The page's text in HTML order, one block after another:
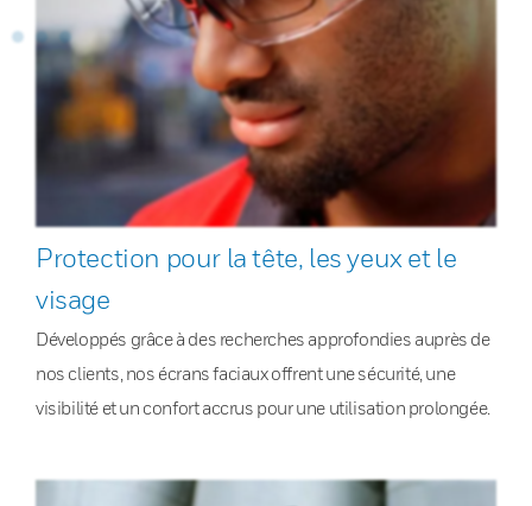
Protection pour la tête, les yeux et le
visage
Développés grâce à des recherches approfondies auprès de
nos clients, nos écrans faciaux offrent une sécurité, une
visibilité et un confort accrus pour une utilisation prolongée.